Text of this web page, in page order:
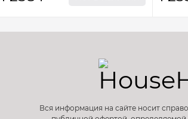
Вся информация на сайте носит